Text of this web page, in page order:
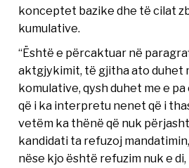
konceptet bazike dhe të cilat
kumulative.
“Është e përcaktuar në
aktgjykimit, të gjitha ato duhet
komulative, qysh duhet me e
që i ka interpretu nenet që i
vetëm ka thënë që nuk
kandidati ta refuzoj
nëse kjo është refuzim nuk e